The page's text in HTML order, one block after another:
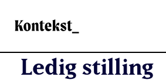
Kontekst
Ledig stilling